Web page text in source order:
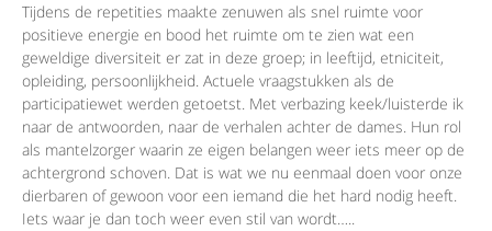
Tijdens de repetities maakte zenuwen als snel ruimte voor
positieve energie en bood het ruimte om te zien wat een
geweldige diversiteit er zat in deze groep; in leeftijd, etniciteit,
opleiding, persoonlijkheid. Actuele vraagstukken als de
participatiewet werden getoetst. Met verbazing keek/luisterde ik
naar de antwoorden, naar de verhalen achter de dames. Hun rol
als mantelzorger waarin ze eigen belangen weer iets meer op de
achtergrond schoven. Dat is wat we nu eenmaal doen voor onze
dierbaren of gewoon voor een iemand die het hard nodig heeft.
Iets waar je dan toch weer even stil van wordt…..